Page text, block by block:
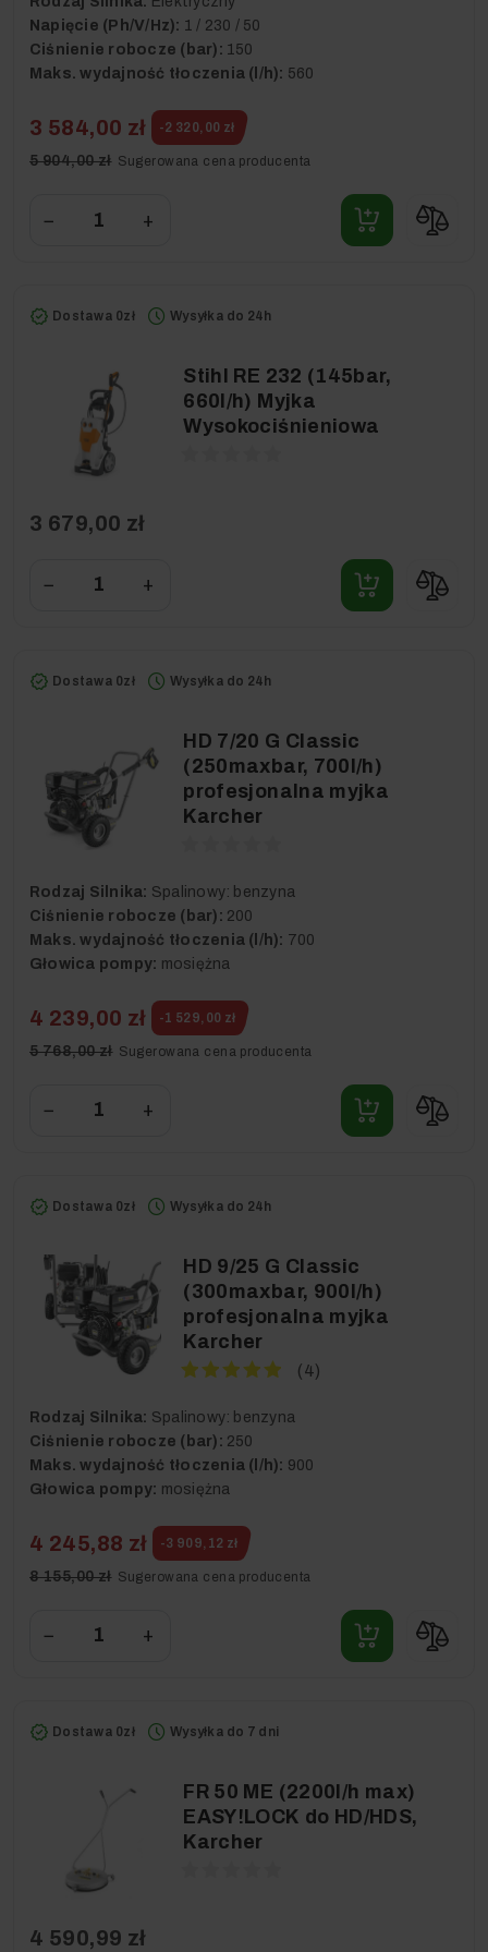
Napięcie (Ph/V/Hz): 1 / 230 / 50
Ciśnienie robocze (bar): 150
Maks. wydajność tłoczenia (l/h): 560
3 584,00 zł -2 320,00 zł
5 904,00 zł Sugerowana cena producenta
− +
Dostawa 0zł Wysyłka do 24h
Stihl RE 232 (145bar,
660l/h) Myjka
Wysokociśnieniowa
3 679,00 zł
− +
Dostawa 0zł Wysyłka do 24h
HD 7/20 G Classic
(250maxbar, 700l/h)
profesjonalna myjka
Karcher
Rodzaj Silnika: Spalinowy: benzyna
Ciśnienie robocze (bar): 200
Maks. wydajność tłoczenia (l/h): 700
Głowica pompy: mosiężna
4 239,00 zł -1 529,00 zł
5 768,00 zł Sugerowana cena producenta
− +
Dostawa 0zł Wysyłka do 24h
HD 9/25 G Classic
(300maxbar, 900l/h)
profesjonalna myjka
Karcher
(4)
Rodzaj Silnika: Spalinowy: benzyna
Ciśnienie robocze (bar): 250
Maks. wydajność tłoczenia (l/h): 900
Głowica pompy: mosiężna
4 245,88 zł -3 909,12 zł
8 155,00 zł Sugerowana cena producenta
− +
Dostawa 0zł Wysyłka do 7 dni
FR 50 ME (2200l/h max)
EASY!LOCK do HD/HDS,
Karcher
4 590,99 zł